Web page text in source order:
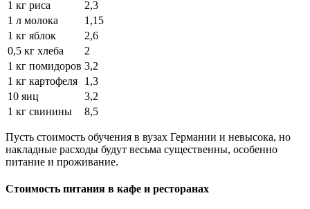
1 кг риса
2,3
1 л молока
1,15
1 кг яблок
2,6
0,5 кг хлеба
2
1 кг помидоров 3,2
1 кг картофеля
1,3
10 яиц
3,2
1 кг свинины
8,5
Пусть стоимость обучения в вузах Германии и невысока, но
накладные расходы будут весьма существенны, особенно
питание и проживание.
Стоимость питания в кафе и ресторанах